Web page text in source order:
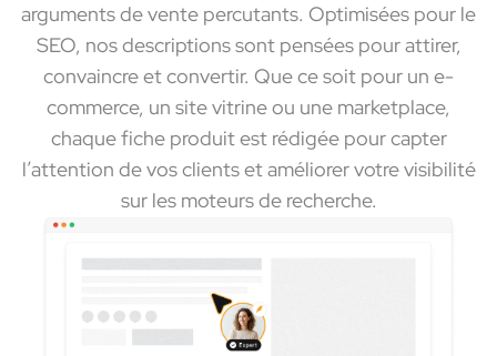
arguments de vente percutants. Optimisées pour le
SEO, nos descriptions sont pensées pour attirer,
convaincre et convertir. Que ce soit pour un e-
commerce, un site vitrine ou une marketplace,
chaque fiche produit est rédigée pour capter
l’attention de vos clients et améliorer votre visibilité
sur les moteurs de recherche.